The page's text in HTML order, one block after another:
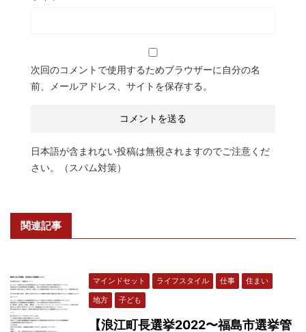
次回のコメントで使用するためブラウザーに自分の名
前、メールアドレス、サイトを保存する。
日本語が含まれない投稿は無視されますのでご注意くだ
さい。（スパム対策）
関連記事
マインドセット ライフスタイル 仕事
住まい
地方
子ども
【浪江町長選挙2022〜福島市選挙管